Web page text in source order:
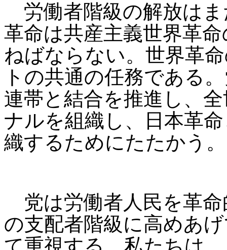
労働者階級の解放は
革命は共産主義世界革
ねばならない。世界革
トの共通の任務である
連帯と結合を推進し、
ナルを組織し、日本革
織するためにたたかう。
党は労働者人民を革命
の支配者階級に高めあ